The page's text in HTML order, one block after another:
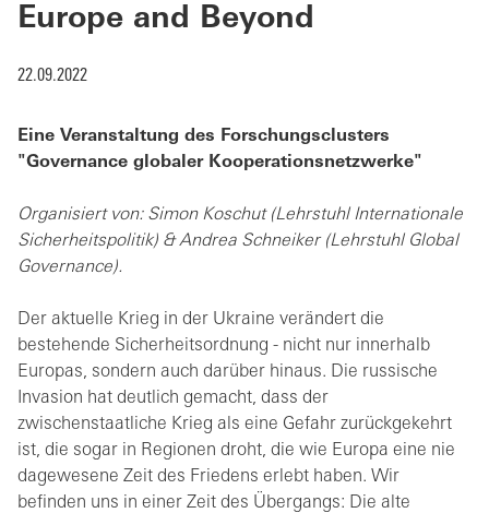
Europe and Beyond
22.09.2022
Eine Veranstaltung des Forschungsclusters
"Governance globaler Kooperationsnetzwerke"
Organisiert von: Simon Koschut (Lehrstuhl Internationale
Sicherheitspolitik) & Andrea Schneiker (Lehrstuhl Global
Governance).
Der aktuelle Krieg in der Ukraine verändert die
bestehende Sicherheitsordnung - nicht nur innerhalb
Europas, sondern auch darüber hinaus. Die russische
Invasion hat deutlich gemacht, dass der
zwischenstaatliche Krieg als eine Gefahr zurückgekehrt
ist, die sogar in Regionen droht, die wie Europa eine nie
dagewesene Zeit des Friedens erlebt haben. Wir
befinden uns in einer Zeit des Übergangs: Die alte